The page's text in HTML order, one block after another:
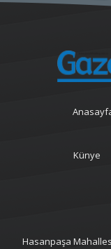
Künye
Hasanpaşa